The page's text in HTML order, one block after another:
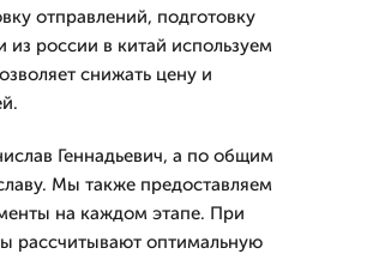
отправлений, подготовку
из россии в китай используем
снижать цену и
Геннадьевич, а по общим
Мы также предоставляем
на каждом этапе. При
рассчитывают оптимальную